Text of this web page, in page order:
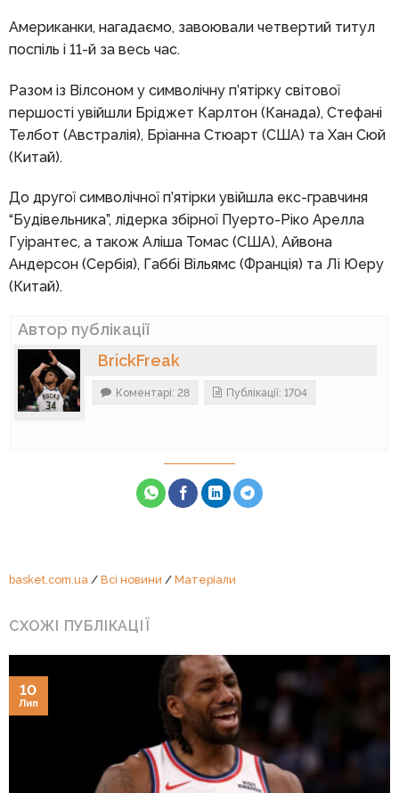
Американки, нагадаємо, завоювали четвертий титул
поспіль і 11-й за весь час.
Разом із Вілсоном у символічну п’ятірку світової
першості увійшли Бріджет Карлтон (Канада), Стефані
Телбот (Австралія), Бріанна Стюарт (США) та Хан Сюй
(Китай).
До другої символічної п’ятірки увійшла екс-гравчиня
“Будівельника”, лідерка збірної Пуерто-Ріко Арелла
Гуірантес, а також Аліша Томас (США), Айвона
Андерсон (Сербія), Габбі Вільямс (Франція) та Лі Юеру
(Китай).
Автор публікації
BrickFreak
Коментарі: 28 Публікації: 1704
basket.com.ua/ Всі новини / Матеріали
СХОЖІ ПУБЛІКАЦІЇ
10
Лип